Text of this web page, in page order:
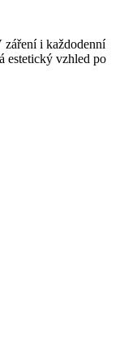
záření i každodenní
estetický vzhled po